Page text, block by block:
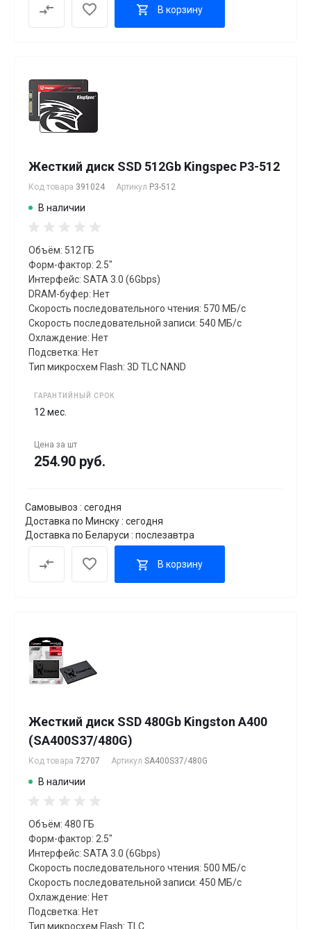
В корзину
Жесткий диск SSD 512Gb Kingspec P3-512
Код товара 391024 Артикул P3-512
В наличии
Объём: 512 ГБ
Форм-фактор: 2.5"
Интерфейс: SATA 3.0 (6Gbps)
DRAM-буфер: Нет
Скорость последовательного чтения: 570 МБ/с
Скорость последовательной записи: 540 МБ/с
Охлаждение: Нет
Подсветка: Нет
Тип микросхем Flash: 3D TLC NAND
ГАРАНТИЙНЫЙ СРОК
12 мес.
Цена за шт
254.90 руб.
Самовывоз : сегодня
Доставка по Минску : сегодня
Доставка по Беларуси : послезавтра
В корзину
Жесткий диск SSD 480Gb Kingston A400
(SA400S37/480G)
Код товара 72707 Артикул SA400S37/480G
В наличии
Объём: 480 ГБ
Форм-фактор: 2.5"
Интерфейс: SATA 3.0 (6Gbps)
Скорость последовательного чтения: 500 МБ/с
Скорость последовательной записи: 450 МБ/с
Охлаждение: Нет
Подсветка: Нет
Тип микросхем Flash: TLC